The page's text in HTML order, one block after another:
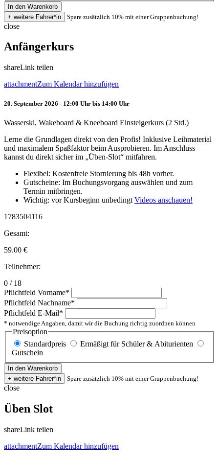
Spare zusätzlich 10% mit einer Gruppenbuchung!
close
Anfängerkurs
shareLink teilen
attachmentZum Kalendar hinzufügen
20. September 2026 - 12:00 Uhr bis 14:00 Uhr
Wasserski, Wakeboard & Kneeboard Einsteigerkurs (2 Std.)
Lerne die Grundlagen direkt von den Profis! Inklusive Leihmaterial
und maximalem Spaßfaktor beim Ausprobieren. Im Anschluss
kannst du direkt sicher im „Üben-Slot“ mitfahren.
Flexibel: Kostenfreie Stornierung bis 48h vorher.
Gutscheine: Im Buchungsvorgang auswählen und zum
Termin mitbringen.
Wichtig: vor Kursbeginn unbedingt Videos anschauen!
1783504116
Gesamt:
59.00 €
Teilnehmer:
0 / 18
Pflichtfeld Vorname*
Pflichtfeld Nachname*
Pflichtfeld E-Mail*
* notwendige Angaben, damit wir die Buchung richtig zuordnen können
Preisoption
Standardpreis
Ermäßigt für Schüler & Abiturienten
Gutschein
Spare zusätzlich 10% mit einer Gruppenbuchung!
close
Üben Slot
shareLink teilen
attachmentZum Kalendar hinzufügen